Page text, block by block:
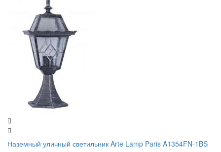
Наземный уличный светильник Arte Lamp Paris A1354FN-1BS